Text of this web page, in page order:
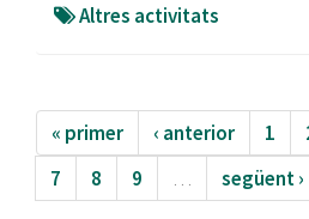
Altres activitats
« primer ‹ anterior 1
7
8 9 … següent ›